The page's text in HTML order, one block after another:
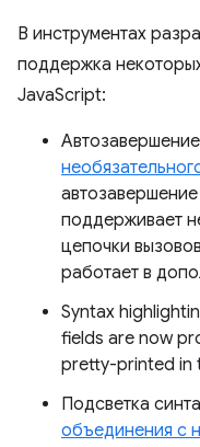
В инструментах
поддержка
JavaScript:
поддерживает
цепочки
работает в
Syntax
fields are now
pretty-printed in
Подсветка
объединения с